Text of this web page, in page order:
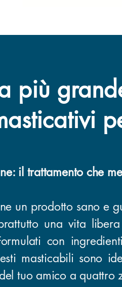
più
il trattamento che
un prodotto sano e
una vita
con
masticabili sono
tuo amico a quattro